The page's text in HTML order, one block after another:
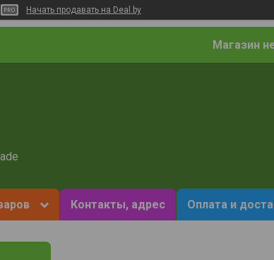
Начать продавать на Deal.by
Магазин
Контакты, адрес Оплата и